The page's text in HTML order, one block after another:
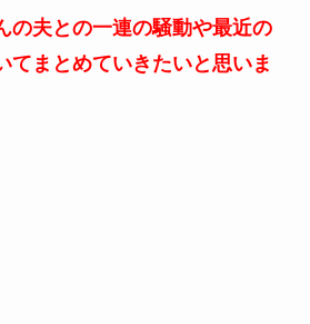
の夫との一連の騒動や最近の
てまとめていきたいと思いま